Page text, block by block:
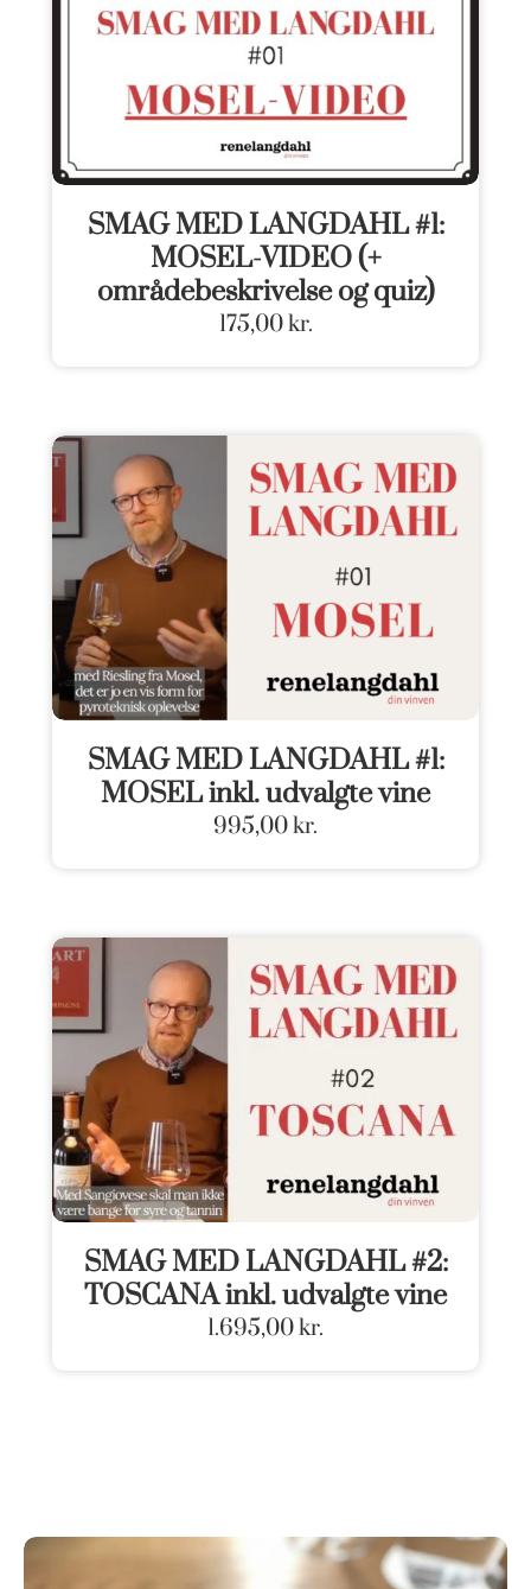
SMAG MED LANGDAHL #1:
MOSEL-VIDEO (+
områdebeskrivelse og quiz)
175,00kr.
SMAG MED LANGDAHL #1:
MOSEL inkl. udvalgte vine
995,00kr.
SMAG MED LANGDAHL #2:
TOSCANA inkl. udvalgte vine
1.695,00kr.